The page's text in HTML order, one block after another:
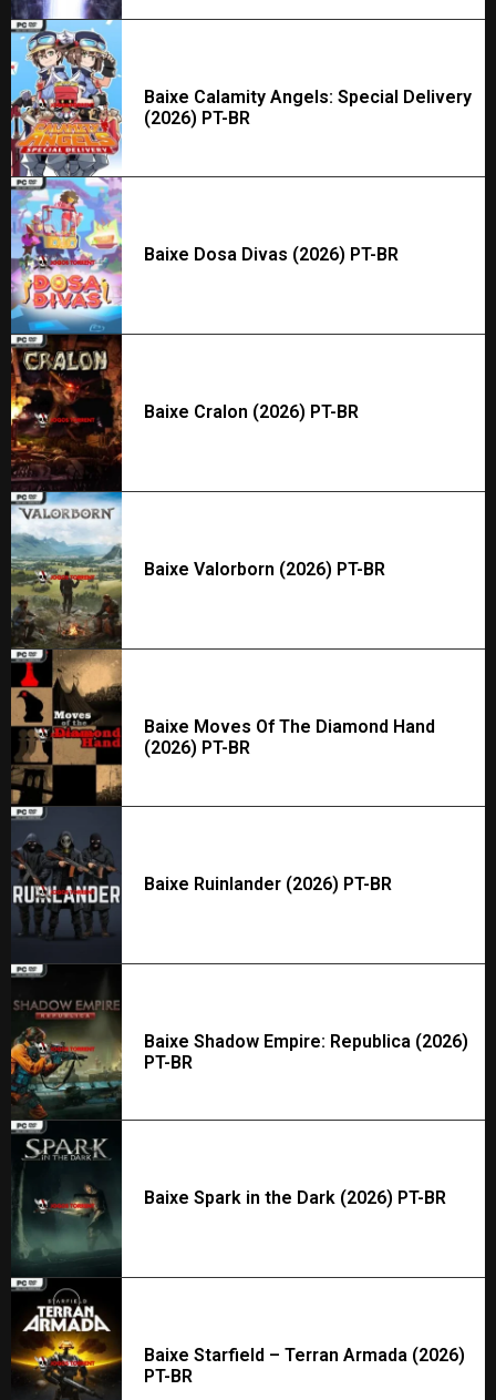
Baixe Calamity Angels: Special Delivery
(2026) PT-BR
Baixe Dosa Divas (2026) PT-BR
Baixe Cralon (2026) PT-BR
Baixe Valorborn (2026) PT-BR
Baixe Moves Of The Diamond Hand
(2026) PT-BR
Baixe Ruinlander (2026) PT-BR
Baixe Shadow Empire: Republica (2026)
PT-BR
Baixe Spark in the Dark (2026) PT-BR
Baixe Starfield – Terran Armada (2026)
PT-BR